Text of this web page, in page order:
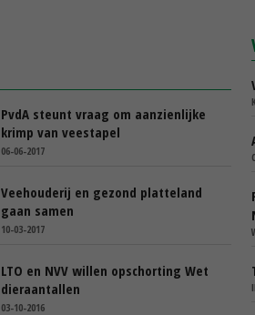
PvdA steunt vraag om aanzienlijke
krimp van veestapel
06-06-2017
Veehouderij en gezond platteland
gaan samen
10-03-2017
LTO en NVV willen opschorting Wet
dieraantallen
03-10-2016